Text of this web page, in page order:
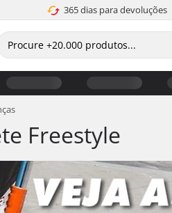
365 dias para devoluções
Freestyle